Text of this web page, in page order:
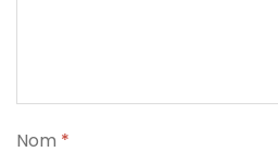
Nom *